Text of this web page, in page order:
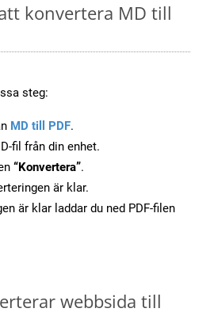
konvertera MD till
steg:
MD till PDF.
fil från din enhet.
“Konvertera”.
är klar.
är klar laddar du ned PDF-filen
webbsida till